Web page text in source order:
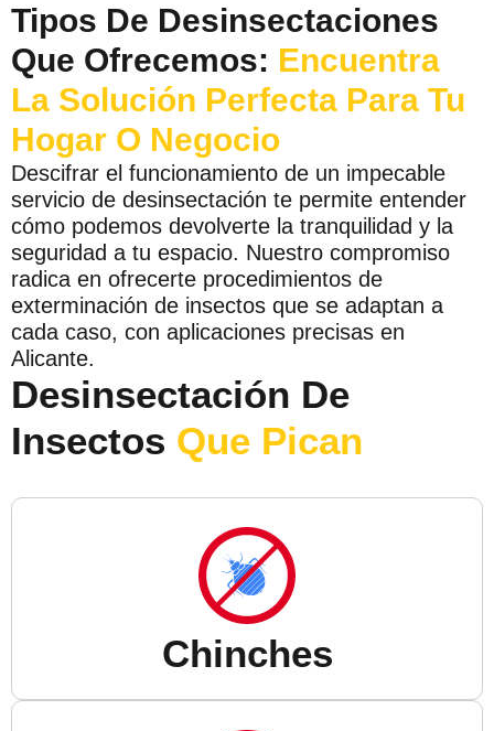
Tipos De Desinsectaciones
Que Ofrecemos: Encuentra
La Solución Perfecta Para Tu
Hogar O Negocio
Descifrar el funcionamiento de un impecable
servicio de desinsectación te permite entender
cómo podemos devolverte la tranquilidad y la
seguridad a tu espacio. Nuestro compromiso
radica en ofrecerte procedimientos de
exterminación de insectos que se adaptan a
cada caso, con aplicaciones precisas en
Alicante.
Desinsectación De
Insectos Que Pican
Chinches